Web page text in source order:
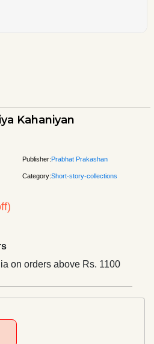
Kahaniyan
Publisher:Prabhat Prakashan
Category:Short-story-collections
on orders above Rs. 1100